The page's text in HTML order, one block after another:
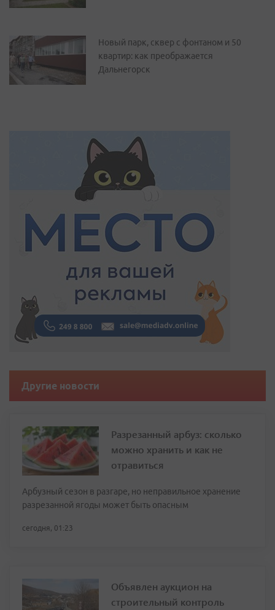
Новый парк, сквер с фонтаном и 50
квартир: как преображается
Дальнегорск
Другие новости
Разрезанный арбуз: сколько
можно хранить и как не
отравиться
Арбузный сезон в разгаре, но неправильное хранение
разрезанной ягоды может быть опасным
сегодня, 01:23
Объявлен аукцион на
строительный контроль